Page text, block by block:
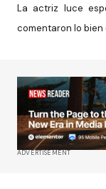
La actriz luce
comentaron lo
ADVERTISEMENT